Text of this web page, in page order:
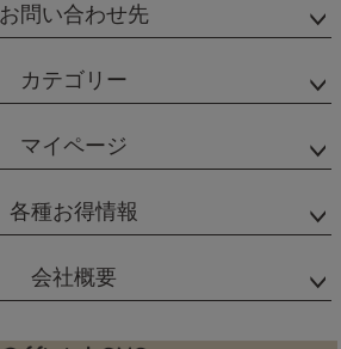
お問い合わせ先
カテゴリー
マイページ
各種お得情報
会社概要